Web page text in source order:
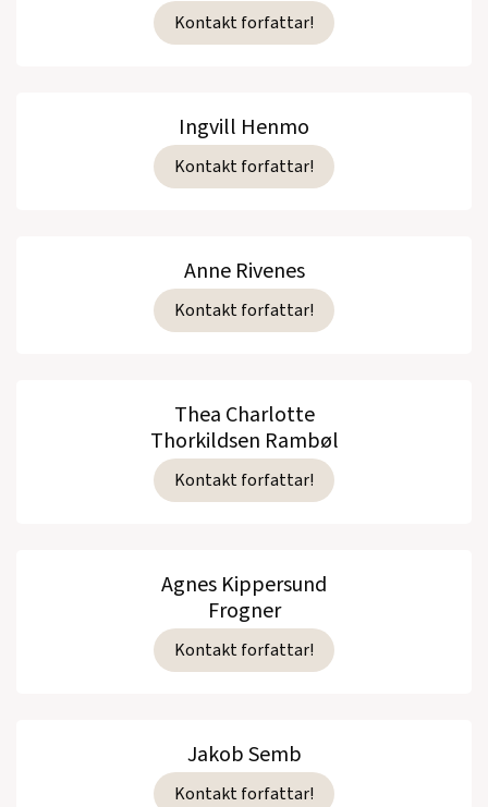
Kontakt forfattar!
Ingvill Henmo
Kontakt forfattar!
Anne Rivenes
Kontakt forfattar!
Thea Charlotte
Thorkildsen Rambøl
Kontakt forfattar!
Agnes Kippersund
Frogner
Kontakt forfattar!
Jakob Semb
Kontakt forfattar!